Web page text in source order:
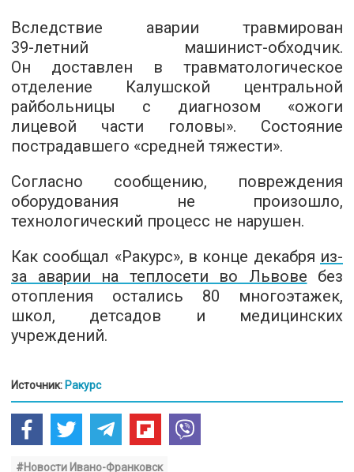
Вследствие аварии травмирован
39-летний машинист-обходчик.
Он доставлен в травматологическое
отделение Калушской центральной
райбольницы с диагнозом «ожоги
лицевой части головы». Состояние
пострадавшего «средней тяжести».
Согласно сообщению, повреждения
оборудования не произошло,
технологический процесс не нарушен.
Как сообщал «Ракурс», в конце декабря из-
за аварии на теплосети во Львове без
отопления остались 80 многоэтажек,
школ, детсадов и медицинских
учреждений.
Источник: Ракурс
#Новости Ивано-Франковск